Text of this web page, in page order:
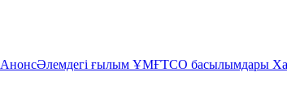
АнонсӘлемдегі ғылым ҰМҒТСО басылымдары